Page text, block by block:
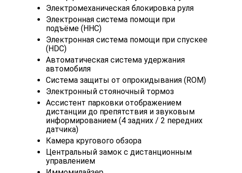
Электромеханическая блокировка руля
Электронная система помощи при
подъёме (HHC)
Электронная система помощи при спускее
(HDC)
Автоматическая система удержания
автомобиля
Система защиты от опрокидывания (ROM)
Электронный стояночный тормоз
Ассистент парковки отображением
дистанции до препятствия и звуковым
информированием (4 задних / 2 передних
датчика)
Камера кругового обзора
Центральный замок с дистанционным
управлением